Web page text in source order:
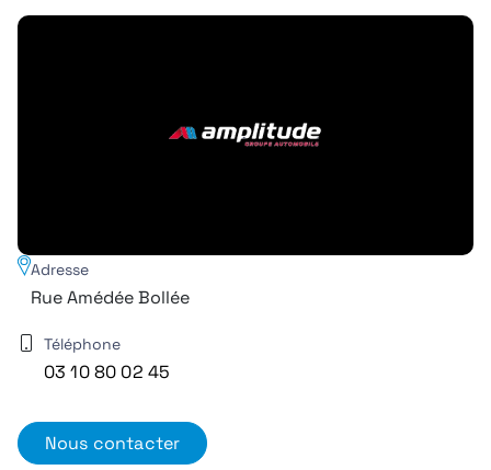
Adresse
Rue Amédée Bollée
Téléphone
03 10 80 02 45
Nous contacter